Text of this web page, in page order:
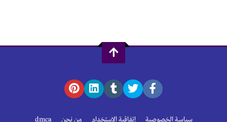
سياسة الخصوصية إتفاقية الإستخدام من نحن dmca